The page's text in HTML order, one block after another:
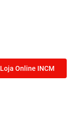
Loja Online INCM